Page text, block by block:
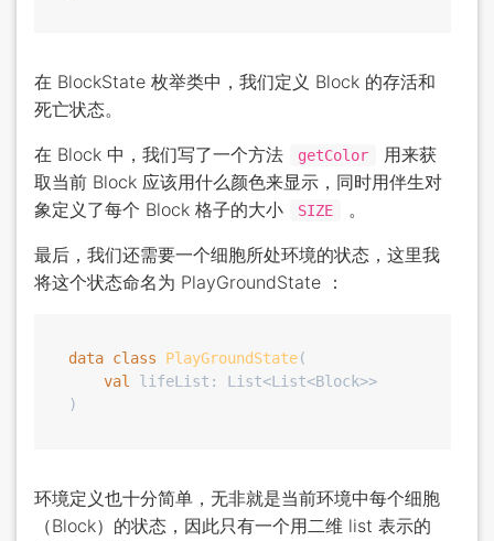
在 BlockState 枚举类中，我们定义 Block 的存活和
死亡状态。
在 Block 中，我们写了一个方法 getColor
用来获
取当前 Block 应该用什么颜色来显示，同时用伴生对
象定义了每个 Block 格子的大小
SIZE 。
最后，我们还需要一个细胞所处环境的状态，这里我
将这个状态命名为 PlayGroundState ：
data class PlayGroundState(
val
lifeList: List<List<Block>>
环境定义也十分简单，无非就是当前环境中每个细胞
（Block）的状态，因此只有一个用二维 list 表示的